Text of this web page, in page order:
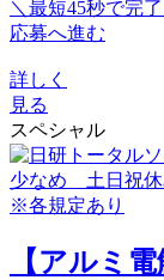
＼最短45秒で完
応募へ進む
詳しく
見る
スペシャル
【アルミ